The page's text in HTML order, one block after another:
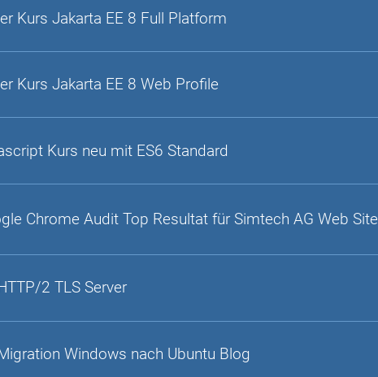
Kurs Jakarta EE 8 Full Platform
Kurs Jakarta EE 8 Web Profile
Kurs neu mit ES6 Standard
Chrome Audit Top Resultat für Simtech AG Web Site
2 TLS Server
Windows nach Ubuntu Blog